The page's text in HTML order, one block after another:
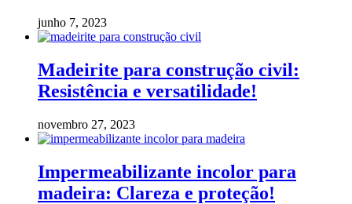
junho 7, 2023
Madeirite para construção civil:
Resistência e versatilidade!
novembro 27, 2023
Impermeabilizante incolor para
madeira: Clareza e proteção!